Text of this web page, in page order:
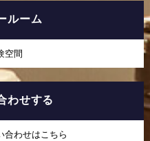
ルーム
空間
わせする
合わせはこちら